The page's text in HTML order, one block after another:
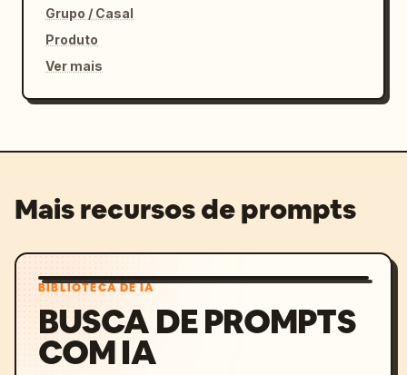
Grupo / Casal
Produto
Ver mais
Mais recursos de prompts
BIBLIOTECA DE IA
BUSCA DE PROMPTS
COM IA